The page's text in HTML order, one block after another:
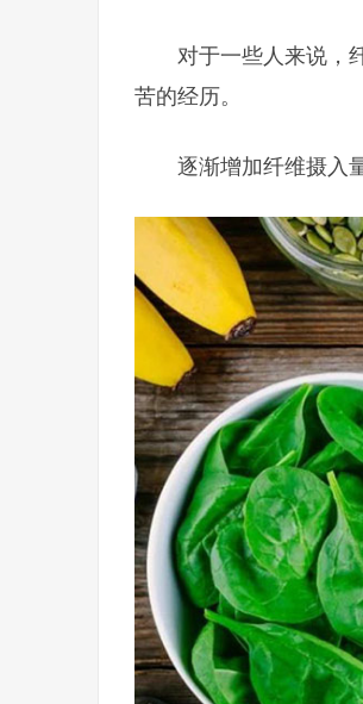
对于一些人来说，
苦的经历。
逐渐增加纤维摄入